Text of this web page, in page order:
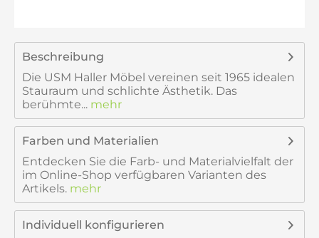
Beschreibung
Die USM Haller Möbel vereinen seit 1965 idealen
Stauraum und schlichte Ästhetik. Das
berühmte... mehr
Farben und Materialien
Entdecken Sie die Farb- und Materialvielfalt der
im Online-Shop verfügbaren Varianten des
Artikels. mehr
Individuell konfigurieren